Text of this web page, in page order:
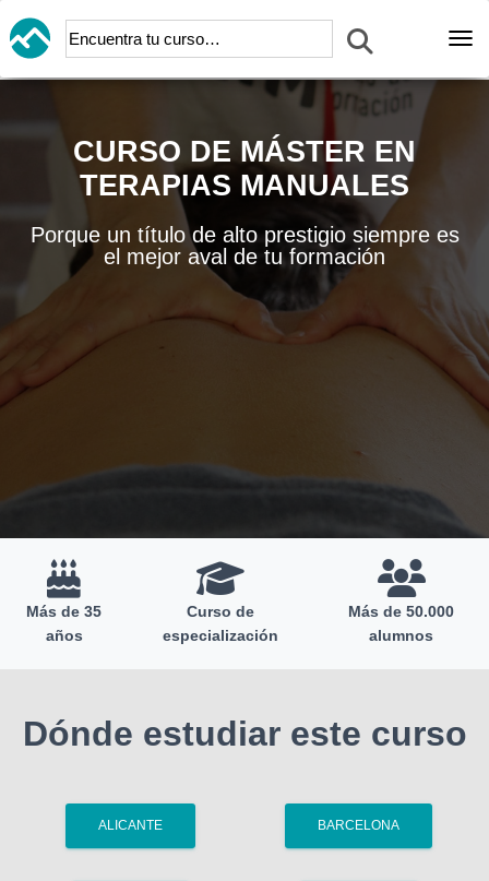
CURSO DE MÁSTER EN
TERAPIAS MANUALES
Porque un título de alto prestigio siempre es
el mejor aval de tu formación
Más de 35
años
Curso de
especialización
Más de 50.000
alumnos
Dónde estudiar este curso
ALICANTE BARCELONA